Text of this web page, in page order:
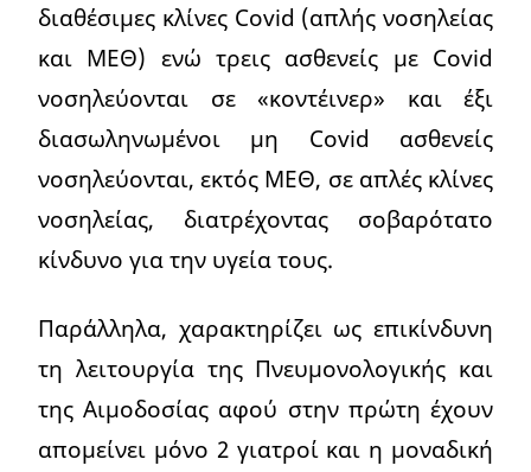
διαθέσιμες κλίνες Covid (απλής νοσηλείας
και ΜΕΘ) ενώ τρεις ασθενείς με Covid
νοσηλεύονται σε «κοντέινερ» και έξι
διασωληνωμένοι μη Covid ασθενείς
νοσηλεύονται, εκτός ΜΕΘ, σε απλές κλίνες
νοσηλείας, διατρέχοντας σοβαρότατο
κίνδυνο για την υγεία τους.
Παράλληλα, χαρακτηρίζει ως επικίνδυνη
τη λειτουργία της Πνευμονολογικής και
της Αιμοδοσίας αφού στην πρώτη έχουν
απομείνει μόνο 2 γιατροί και η μοναδική